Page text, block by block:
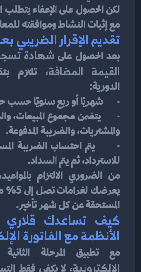
مع إثبات النشاط وموافقته
تقديم الإقرار الضريبي
بعد الحصول على
القيمة المضافة
الدورية:
·       شهريًا أو ربع سنويًا
والمشتريات، والضريبة المدفوعة.
للاسترداد، ثم يتم السداد.
المستحقة عن كل شهر تأخير.
الأنظمة مع الفاتورة
مع تطبيق المرحلة
الإلكترونية